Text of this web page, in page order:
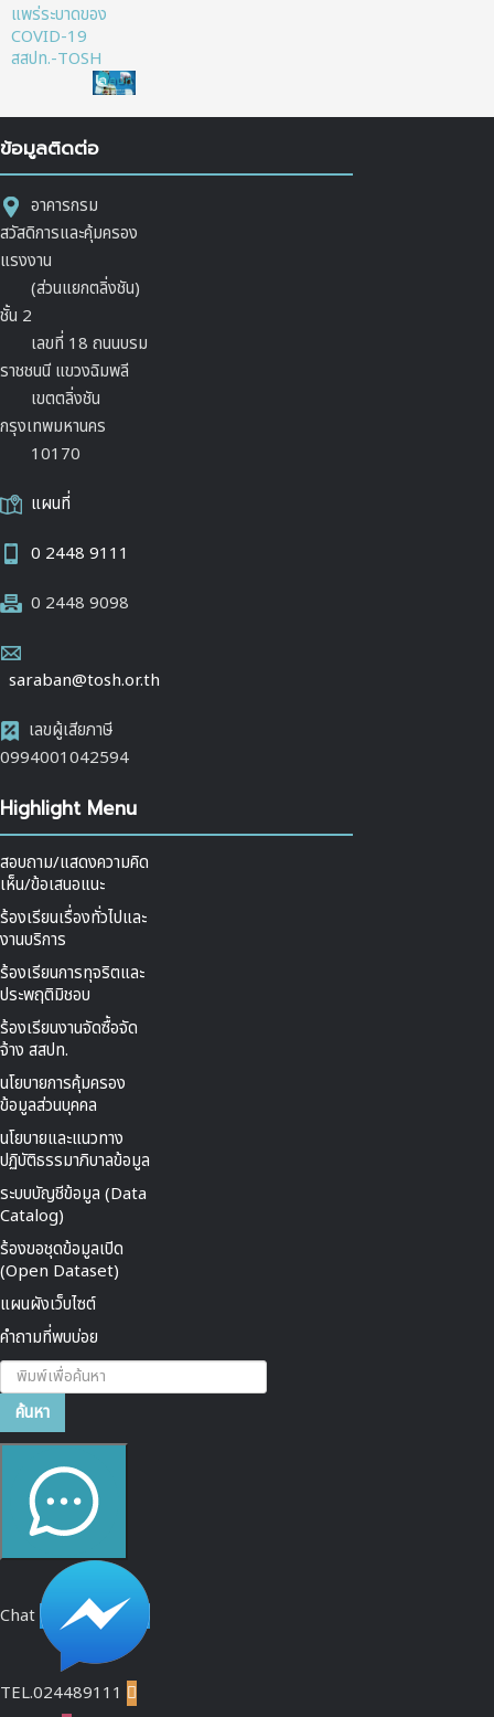
แพร่ระบาดของ
COVID-19
สสปท.-TOSH
ข้อมูลติดต่อ
อาคารกรม
สวัสดิการและคุ้มครอง
แรงงาน
(ส่วนแยกตลิ่งชัน)
ชั้น 2
เลขที่ 18 ถนนบรม
ราชชนนี แขวงฉิมพลี
เขตตลิ่งชัน
กรุงเทพมหานคร
10170
แผนที่
0 2448 9111
0 2448 9098
saraban@tosh.or.th
เลขผู้เสียภาษี
0994001042594
Highlight Menu
สอบถาม/แสดงความคิด
เห็น/ข้อเสนอแนะ
ร้องเรียนเรื่องทั่วไปและ
งานบริการ
ร้องเรียนการทุจริตและ
ประพฤติมิชอบ
ร้องเรียนงานจัดซื้อจัด
จ้าง สสปท.
นโยบายการคุ้มครอง
ข้อมูลส่วนบุคคล
นโยบายและแนวทาง
ปฏิบัติธรรมาภิบาลข้อมูล
ระบบบัญชีข้อมูล (Data
Catalog)
ร้องขอชุดข้อมูลเปิด
(Open Dataset)
แผนผังเว็บไซต์
คำถามที่พบบ่อย
ค้นหา...
ค้นหา
Chat
TEL.024489111 